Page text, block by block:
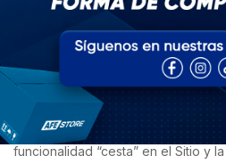
o agencias actuando en
a esta política de privacidad).
¿Qué son los
La aceptación de las cookies no
Sitio. Sin embargo, nos gustaría
funcionalidad “cesta” en el Sitio y